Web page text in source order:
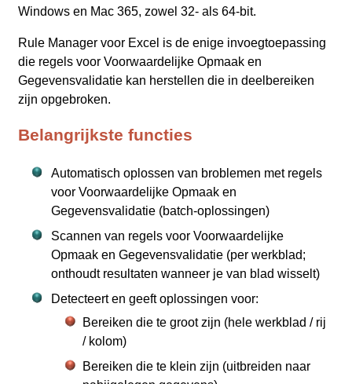
Windows en Mac 365, zowel 32‑ als 64‑bit.
Rule Manager voor Excel is de enige invoegtoepassing
die regels voor Voorwaardelijke Opmaak en
Gegevensvalidatie kan herstellen die in deelbereiken
zijn opgebroken.
Belangrijkste functies
Automatisch oplossen van broblemen met regels
voor Voorwaardelijke Opmaak en
Gegevensvalidatie (batch‑oplossingen)
Scannen van regels voor Voorwaardelijke
Opmaak en Gegevensvalidatie (per werkblad;
onthoudt resultaten wanneer je van blad wisselt)
Detecteert en geeft oplossingen voor:
Bereiken die te groot zijn (hele werkblad / rij
/ kolom)
Bereiken die te klein zijn (uitbreiden naar